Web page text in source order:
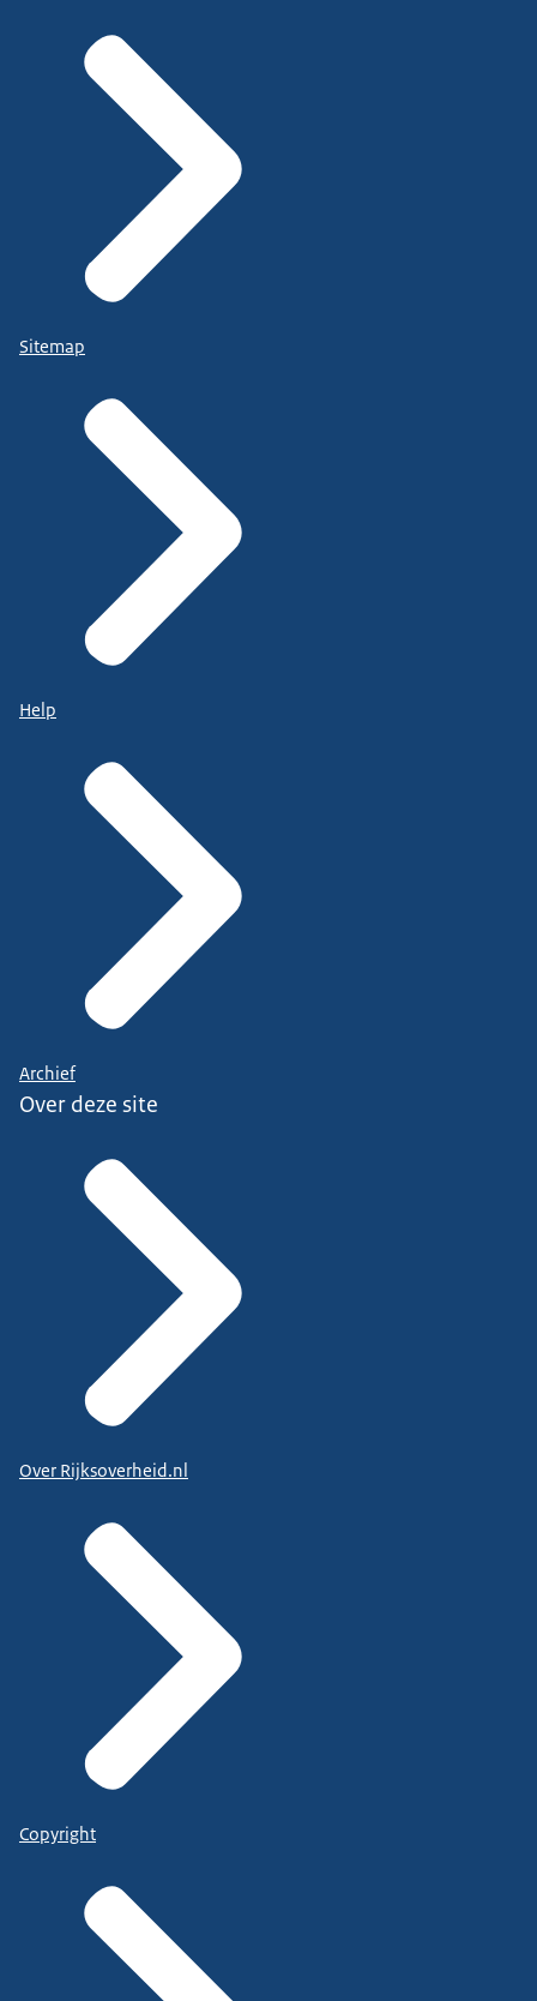
Sitemap
Help
Archief
Over deze site
Over Rijksoverheid.nl
Copyright